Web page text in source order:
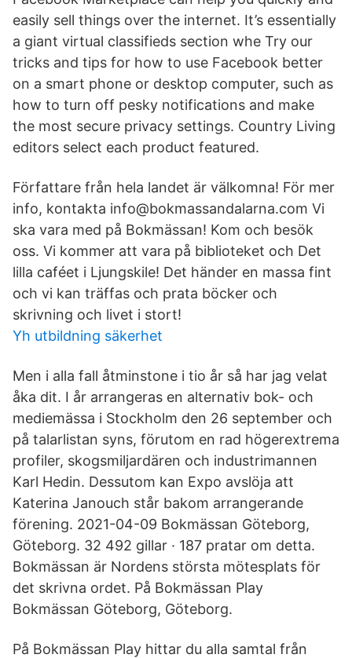
easily sell things over the internet. It’s essentially
a giant virtual classifieds section whe Try our
tricks and tips for how to use Facebook better
on a smart phone or desktop computer, such as
how to turn off pesky notifications and make
the most secure privacy settings. Country Living
editors select each product featured.
Författare från hela landet är välkomna! För mer
info, kontakta info@bokmassandalarna.com Vi
ska vara med på Bokmässan! Kom och besök
oss. Vi kommer att vara på biblioteket och Det
lilla caféet i Ljungskile! Det händer en massa fint
och vi kan träffas och prata böcker och
skrivning och livet i stort!
Yh utbildning säkerhet
Men i alla fall åtminstone i tio år så har jag velat
åka dit. I år arrangeras en alternativ bok- och
mediemässa i Stockholm den 26 september och
på talarlistan syns, förutom en rad högerextrema
profiler, skogsmiljardären och industrimannen
Karl Hedin. Dessutom kan Expo avslöja att
Katerina Janouch står bakom arrangerande
förening. 2021-04-09 Bokmässan Göteborg,
Göteborg. 32 492 gillar · 187 pratar om detta.
Bokmässan är Nordens största mötesplats för
det skrivna ordet. På Bokmässan Play
Bokmässan Göteborg, Göteborg.
På Bokmässan Play hittar du alla samtal från